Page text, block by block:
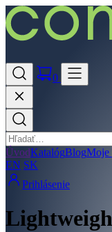
0
ÚvodKatalógBlogMoje
EN SK
Prihlásenie